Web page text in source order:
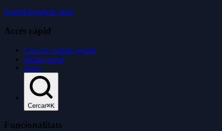
EnglishEspañolCatalà
Accés ràpid
Crea un compte gratuït
Iniciar sessió
Preus
Cercar⌘K
Funcionalitats